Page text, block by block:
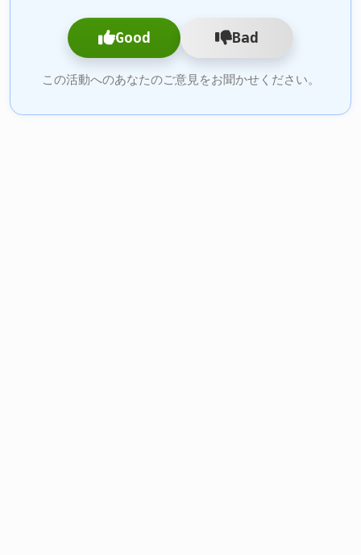
Good Bad
この活動へのあなたのご意見をお聞かせください。